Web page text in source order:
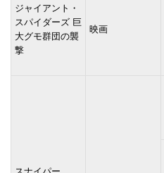
ジャイアント・
スパイダーズ 巨
大グモ群団の襲
撃
映画